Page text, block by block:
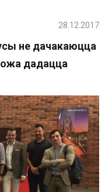
не дачакаюцца
дадацца
28.12.2017